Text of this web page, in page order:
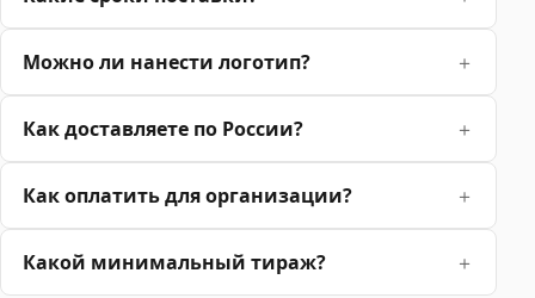
Можно ли нанести логотип?
Как доставляете по России?
Как оплатить для организации?
Какой минимальный тираж?